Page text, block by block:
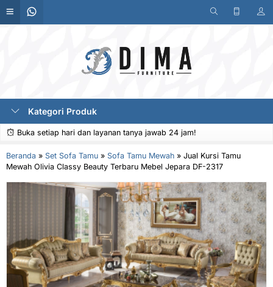
Kategori Produk
Buka setiap hari dan layanan tanya jawab 24 jam!
Beranda » Set Sofa Tamu » Sofa Tamu Mewah » Jual Kursi Tamu
Mewah Olivia Classy Beauty Terbaru Mebel Jepara DF-2317